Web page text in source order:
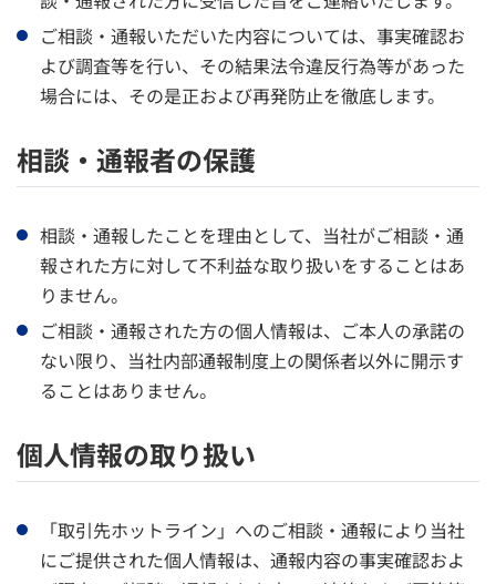
ご相談・通報いただいた内容については、事実確認お
よび調査等を行い、その結果法令違反行為等があった
場合には、その是正および再発防止を徹底します。
相談・通報者の保護
相談・通報したことを理由として、当社がご相談・通
報された方に対して不利益な取り扱いをすることはあ
りません。
ご相談・通報された方の個人情報は、ご本人の承諾の
ない限り、当社内部通報制度上の関係者以外に開示す
ることはありません。
個人情報の取り扱い
「取引先ホットライン」へのご相談・通報により当社
にご提供された個人情報は、通報内容の事実確認およ